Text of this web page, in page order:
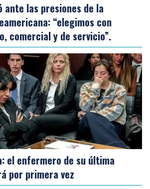
ante las presiones de la
“elegimos con
comercial y de servicio”.
el enfermero de su última
por primera vez